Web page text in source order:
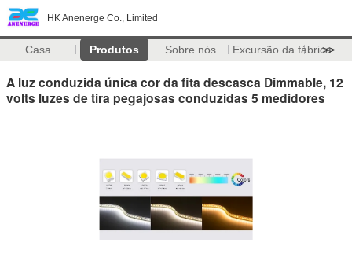
HK Anenerge Co., Limited
Casa Produtos Sobre nós Excursão da fábrica
>>
A luz conduzida única cor da fita descasca Dimmable, 12
volts luzes de tira pegajosas conduzidas 5 medidores